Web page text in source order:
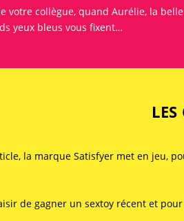
votre collègue, quand Aurélie, la
yeux bleus vous fixent…
la marque Satisfyermet en jeu,
de gagner un sextoy récent et